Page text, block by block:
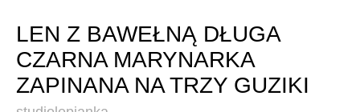
LEN Z BAWEŁNĄ DŁUGA
CZARNA MARYNARKA
ZAPINANA NA TRZY GUZIKI